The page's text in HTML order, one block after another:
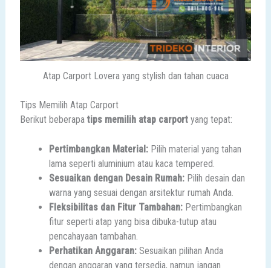
Atap Carport Lovera yang stylish dan tahan cuaca
Tips Memilih Atap Carport
Berikut beberapa tips memilih atap carportyang tepat:
Pertimbangkan Material:Pilih material yang tahan
lama seperti aluminium atau kaca tempered.
Sesuaikan dengan Desain Rumah:Pilih desain dan
warna yang sesuai dengan arsitektur rumah Anda.
Fleksibilitas dan Fitur Tambahan:Pertimbangkan
fitur seperti atap yang bisa dibuka-tutup atau
pencahayaan tambahan.
Perhatikan Anggaran:Sesuaikan pilihan Anda
dengan anggaran yang tersedia, namun jangan